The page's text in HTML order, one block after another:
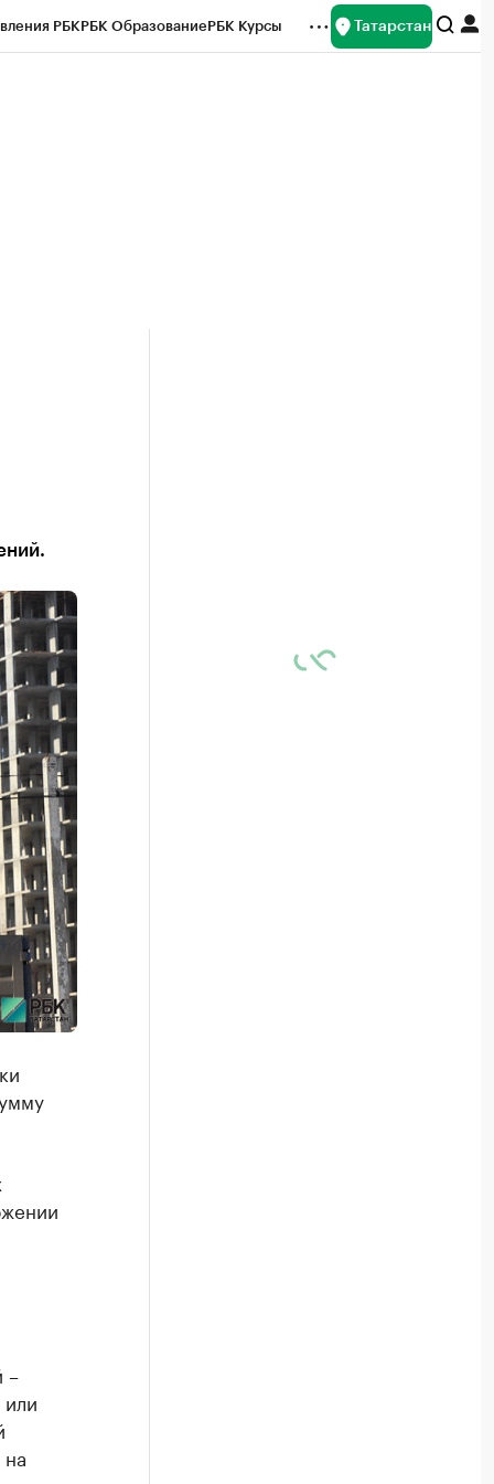
РБКРБК ОбразованиеРБК Курсы Татарстан
–